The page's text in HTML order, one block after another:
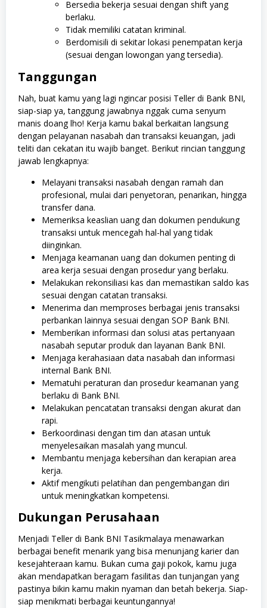
Bersedia bekerja sesuai dengan shift yang
berlaku.
Tidak memiliki catatan kriminal.
Berdomisili di sekitar lokasi penempatan kerja
(sesuai dengan lowongan yang tersedia).
Tanggungan
Nah, buat kamu yang lagi ngincar posisi Teller di Bank BNI,
siap-siap ya, tanggung jawabnya nggak cuma senyum
manis doang lho! Kerja kamu bakal berkaitan langsung
dengan pelayanan nasabah dan transaksi keuangan, jadi
teliti dan cekatan itu wajib banget. Berikut rincian tanggung
jawab lengkapnya:
Melayani transaksi nasabah dengan ramah dan
profesional, mulai dari penyetoran, penarikan, hingga
transfer dana.
Memeriksa keaslian uang dan dokumen pendukung
transaksi untuk mencegah hal-hal yang tidak
diinginkan.
Menjaga keamanan uang dan dokumen penting di
area kerja sesuai dengan prosedur yang berlaku.
Melakukan rekonsiliasi kas dan memastikan saldo kas
sesuai dengan catatan transaksi.
Menerima dan memproses berbagai jenis transaksi
perbankan lainnya sesuai dengan SOP Bank BNI.
Memberikan informasi dan solusi atas pertanyaan
nasabah seputar produk dan layanan Bank BNI.
Menjaga kerahasiaan data nasabah dan informasi
internal Bank BNI.
Mematuhi peraturan dan prosedur keamanan yang
berlaku di Bank BNI.
Melakukan pencatatan transaksi dengan akurat dan
rapi.
Berkoordinasi dengan tim dan atasan untuk
menyelesaikan masalah yang muncul.
Membantu menjaga kebersihan dan kerapian area
kerja.
Aktif mengikuti pelatihan dan pengembangan diri
untuk meningkatkan kompetensi.
Dukungan Perusahaan
Menjadi Teller di Bank BNI Tasikmalaya menawarkan
berbagai benefit menarik yang bisa menunjang karier dan
kesejahteraan kamu. Bukan cuma gaji pokok, kamu juga
akan mendapatkan beragam fasilitas dan tunjangan yang
pastinya bikin kamu makin nyaman dan betah bekerja. Siap-
siap menikmati berbagai keuntungannya!